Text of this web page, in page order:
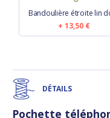
Bandoulière étroite lin
13,50 €
DÉTAILS
Pochette